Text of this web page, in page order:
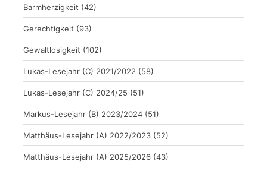
Barmherzigkeit (42)
Gerechtigkeit (93)
Gewaltlosigkeit (102)
Lukas-Lesejahr (C) 2021/2022 (58)
Lukas-Lesejahr (C) 2024/25 (51)
Markus-Lesejahr (B) 2023/2024 (51)
Matthäus-Lesejahr (A) 2022/2023 (52)
Matthäus-Lesejahr (A) 2025/2026 (43)